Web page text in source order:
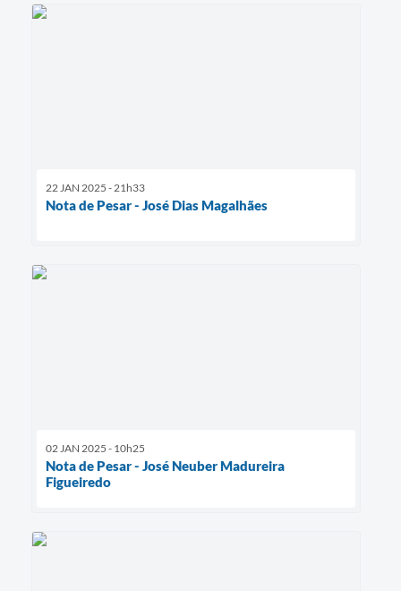
22 JAN 2025 - 21h33
Nota de Pesar - José Dias Magalhães
02 JAN 2025 - 10h25
Nota de Pesar - José Neuber Madureira
Figueiredo